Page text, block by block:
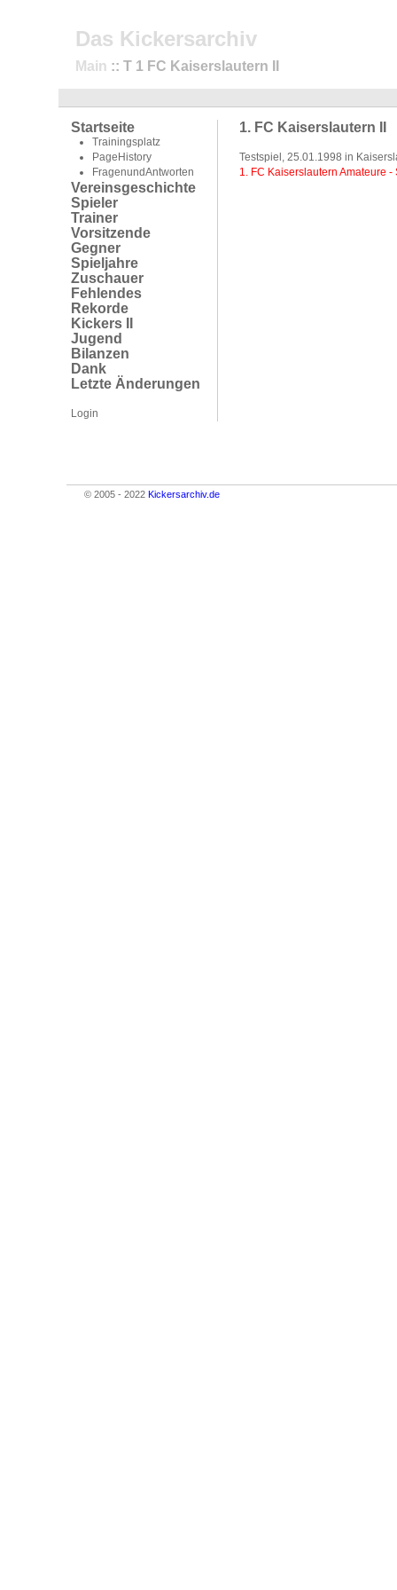
Das Kickersarchiv
Main :: T 1 FC Kaiserslautern II
Startseite
Trainingsplatz
PageHistory
FragenundAntworten
Vereinsgeschichte
Spieler
Trainer
Vorsitzende
Gegner
Spieljahre
Zuschauer
Fehlendes
Rekorde
Kickers II
Jugend
Bilanzen
Dank
Letzte Änderungen
Login
1. FC Kaiserslautern II
Testspiel, 25.01.1998 in
1. FC Kaiserslautern Amateure -
© 2005 - 2022 Kickersarchiv.de